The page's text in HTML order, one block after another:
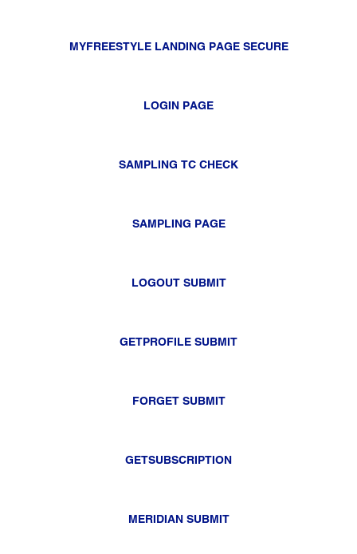
MYFREESTYLE LANDING PAGE SECURE
LOGIN PAGE
SAMPLING TC CHECK
SAMPLING PAGE
LOGOUT SUBMIT
GETPROFILE SUBMIT
FORGET SUBMIT
GETSUBSCRIPTION
MERIDIAN SUBMIT